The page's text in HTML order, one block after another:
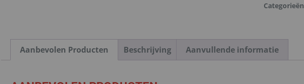
Categorieën
Aanbevolen Producten Beschrijving Aanvullende informatie